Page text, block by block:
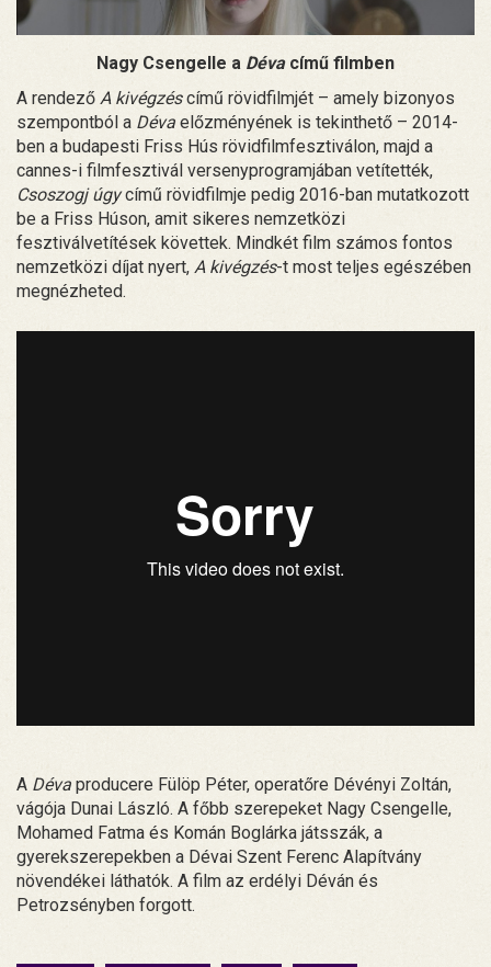
Nagy Csengelle a Dévacímű filmben
A rendező A kivégzéscímű rövidfilmjét – amely bizonyos
szempontból a Déva előzményének is tekinthető – 2014-
ben a budapesti Friss Hús rövidfilmfesztiválon, majd a
cannes-i filmfesztivál versenyprogramjában vetítették,
Csoszogj úgycímű rövidfilmje pedig 2016-ban mutatkozott
be a Friss Húson, amit sikeres nemzetközi
fesztiválvetítések követtek. Mindkét film számos fontos
nemzetközi díjat nyert, A kivégzés-t most teljes egészében
megnézheted.
A Déva producere Fülöp Péter, operatőre Dévényi Zoltán,
vágója Dunai László. A főbb szerepeket Nagy Csengelle,
Mohamed Fatma és Komán Boglárka játsszák, a
gyerekszerepekben a Dévai Szent Ferenc Alapítvány
növendékei láthatók. A film az erdélyi Déván és
Petrozsényben forgott.